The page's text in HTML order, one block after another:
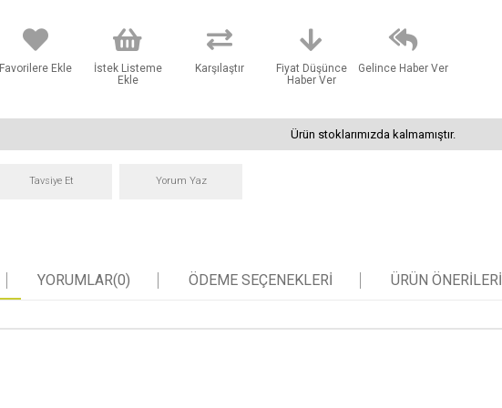
Favorilere Ekle
İstek Listeme
Ekle
Karşılaştır
Fiyat Düşünce
Haber Ver
Gelince Haber Ver
Ürün stoklarımızda kalmamıştır.
Tavsiye Et Yorum Yaz
YORUMLAR(0) ÖDEME SEÇENEKLERI ÜRÜN ÖNERILERI